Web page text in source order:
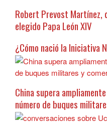
Robert Prevost Martínez,
elegido Papa León XIV
¿Cómo nació la Iniciativa
China supera
número de buques